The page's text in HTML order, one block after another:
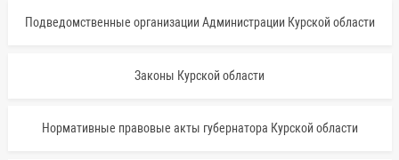
Подведомственные организации Администрации Курской области
Законы Курской области
Нормативные правовые акты губернатора Курской области